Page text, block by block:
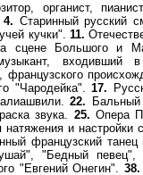
органист,
4. Старинный русский
кучки". 11.
сцене Большого и
входивший в
французского
"Чародейка".17.
22.
звука. 25. Опера
и настройки
французский
"Бедный
"Евгений Онегин".38.